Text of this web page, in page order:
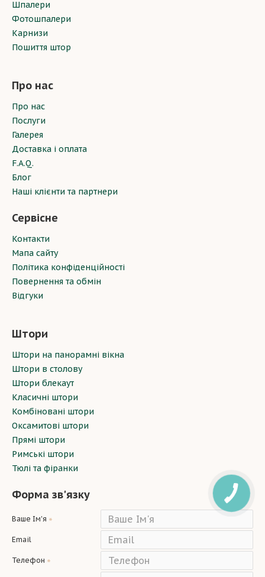
Шпалери
Фотошпалери
Карнизи
Пошиття штор
Про нас
Про нас
Послуги
Галерея
Доставка і оплата
F.A.Q.
Блог
Наші клієнти та партнери
Сервісне
Контакти
Мапа сайту
Політика конфіденційності
Повернення та обмін
Відгуки
Штори
Штори на панорамні вікна
Штори в столову
Штори блекаут
Класичні штори
Комбіновані штори
Оксамитові штори
Прямі штори
Римські штори
Тюлі та фіранки
Форма зв'язку
Ваше Ім'я
Email
Телефон